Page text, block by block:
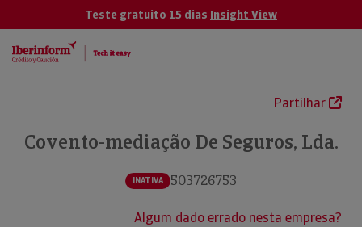
Teste gratuito 15 dias Insight View
Partilhar
Covento-mediação De Seguros, Lda.
INATIVA 503726753
Algum dado errado nesta empresa?